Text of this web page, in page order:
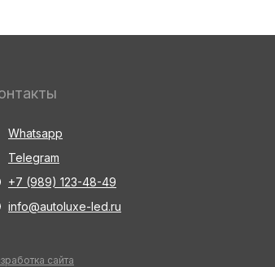
сайта
info@autoluxe-led.ru
+7 (989) 123-48-49
Telegram
Whatsapp